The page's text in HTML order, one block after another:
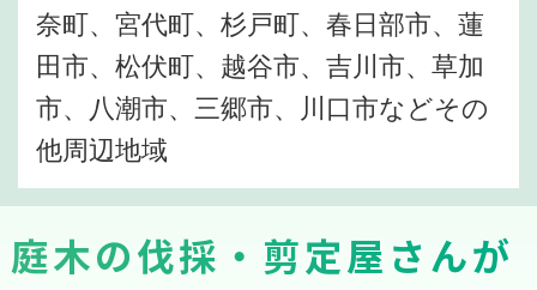
奈町、宮代町、杉戸町、春日部市、蓮
田市、松伏町、越谷市、吉川市、草加
市、八潮市、三郷市、川口市などその
他周辺地域
庭木の伐採・剪定屋さんが